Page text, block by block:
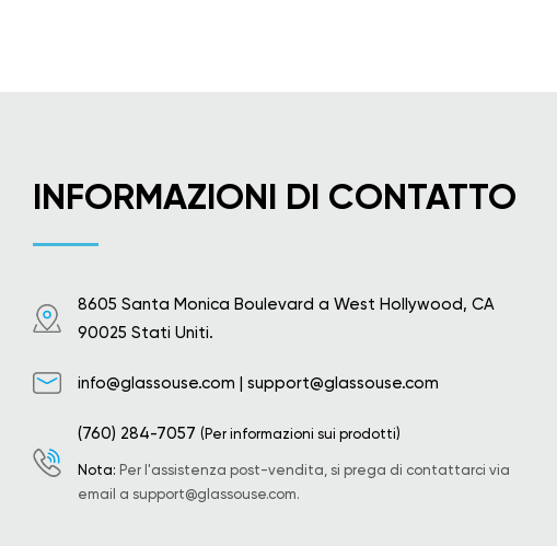
INFORMAZIONI DI CONTATTO
8605 Santa Monica Boulevard a West Hollywood, CA
90025 Stati Uniti.
info@glassouse.com | support@glassouse.com
(760) 284-7057 (Per informazioni sui prodotti)
Nota: Per l'assistenza post-vendita, si prega di contattarci via
email a support@glassouse.com.